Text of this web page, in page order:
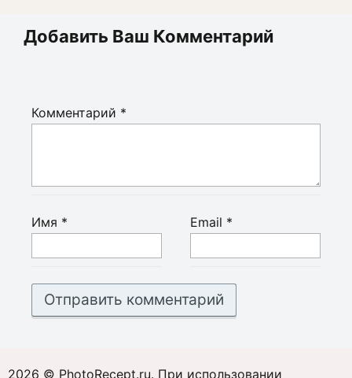
Добавить Ваш Комментарий
Комментарий *
Имя * Email *
2026 © PhotoRecept.ru. При использовании